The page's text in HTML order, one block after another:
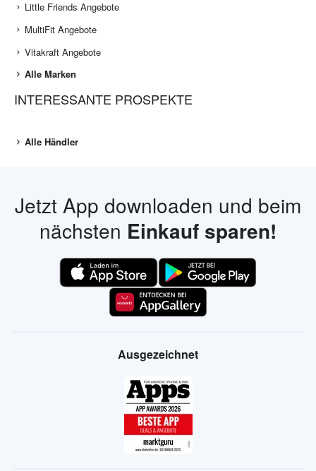
Little Friends Angebote
MultiFit Angebote
Vitakraft Angebote
Alle Marken
INTERESSANTE PROSPEKTE
Alle Händler
Jetzt App downloaden und beim
nächsten Einkauf sparen!
Ausgezeichnet